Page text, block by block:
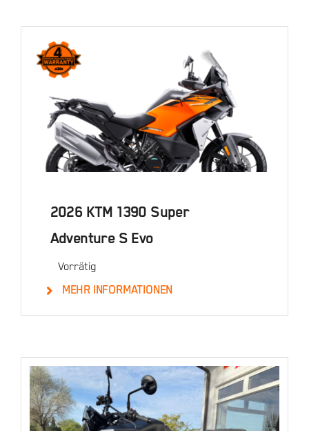
2026 KTM 1390 Super
Adventure S Evo
Vorrätig
MEHR INFORMATIONEN